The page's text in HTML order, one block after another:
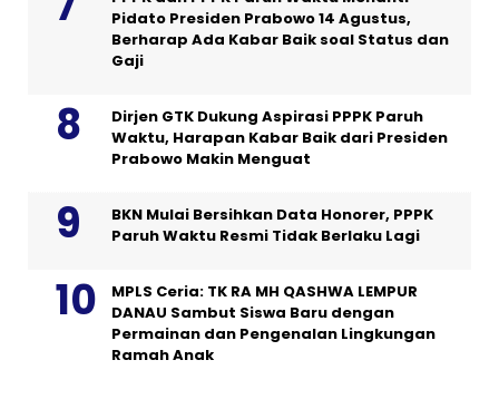
Pidato Presiden Prabowo 14 Agustus,
Berharap Ada Kabar Baik soal Status dan
Gaji
Dirjen GTK Dukung Aspirasi PPPK Paruh
Waktu, Harapan Kabar Baik dari Presiden
Prabowo Makin Menguat
BKN Mulai Bersihkan Data Honorer, PPPK
Paruh Waktu Resmi Tidak Berlaku Lagi
MPLS Ceria: TK RA MH QASHWA LEMPUR
DANAU Sambut Siswa Baru dengan
Permainan dan Pengenalan Lingkungan
Ramah Anak